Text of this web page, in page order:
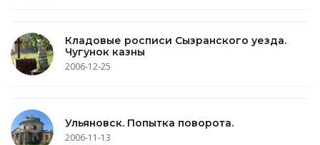
Кладовые росписи Сызранского уезда.
Чугунок казны
2006-12-25
Ульяновск. Попытка поворота.
2006-11-13